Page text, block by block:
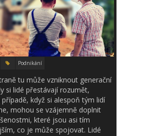
Podnikání
tu může vzniknout generační
si lidé přestávají rozumět,
když si alespoň tým lidí
mohou se vzájemně doplnit
které jsou asi tím
co je může spojovat. Lidé